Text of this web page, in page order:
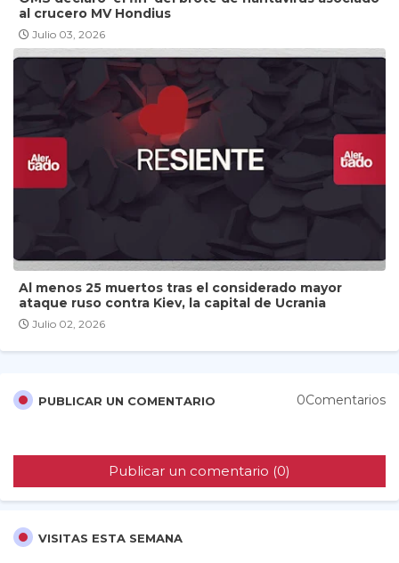
al crucero MV Hondius
Julio 03, 2026
Al menos 25 muertos tras el considerado mayor
ataque ruso contra Kiev, la capital de Ucrania
Julio 02, 2026
PUBLICAR UN COMENTARIO 0Comentarios
Publicar un comentario (0)
VISITAS ESTA SEMANA